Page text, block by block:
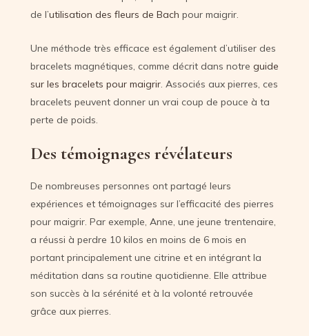
de l’utilisation des fleurs de Bach pour maigrir.
Une méthode très efficace est également d’utiliser des
bracelets magnétiques, comme décrit dans notre guide
sur les bracelets pour maigrir. Associés aux pierres, ces
bracelets peuvent donner un vrai coup de pouce à ta
perte de poids.
Des témoignages révélateurs
De nombreuses personnes ont partagé leurs
expériences et témoignages sur l’efficacité des pierres
pour maigrir. Par exemple, Anne, une jeune trentenaire,
a réussi à perdre 10 kilos en moins de 6 mois en
portant principalement une citrine et en intégrant la
méditation dans sa routine quotidienne. Elle attribue
son succès à la sérénité et à la volonté retrouvée
grâce aux pierres.